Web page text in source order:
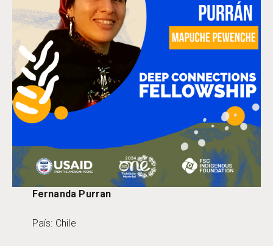
Fernanda Purran
País: Chile